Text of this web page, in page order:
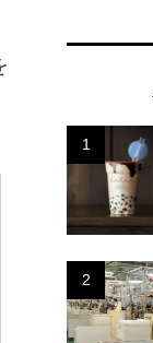
1
2